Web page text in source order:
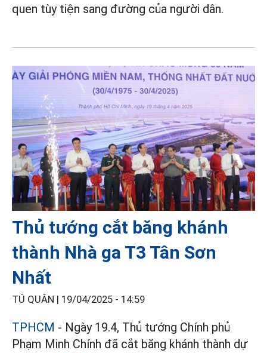
quen tùy tiện sang đường của người dân.
Thủ tướng cắt băng khánh
thành Nhà ga T3 Tân Sơn
Nhất
TÚ QUÂN | 19/04/2025 - 14:59
TPHCM - Ngày 19.4, Thủ tướng Chính phủ
Phạm Minh Chính đã cắt băng khánh thành dự